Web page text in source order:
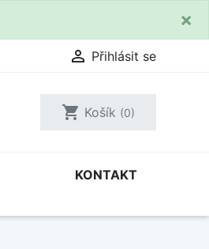
×
 Přihlásit se
shopping_cart Košík (0)
KONTAKT